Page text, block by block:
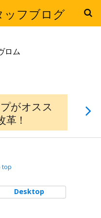
ッフブログ
ロム
がオスス
革！
top
Desktop